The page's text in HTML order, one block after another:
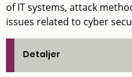
of IT systems, attack
issues related to cyber
Detaljer